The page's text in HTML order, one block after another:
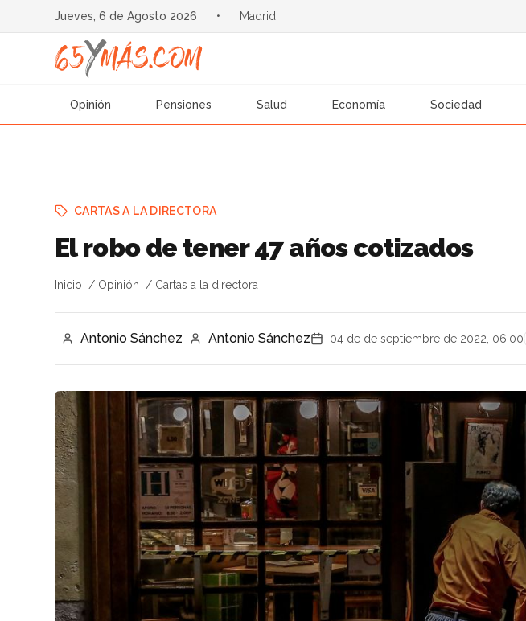
Jueves, 6 de Agosto 2026 • Madrid
Opinión Pensiones Salud Economía Sociedad
CARTAS A LA DIRECTORA
El robo de tener 47 años cotizados
Inicio Opinión Cartas a la directora
Antonio Sánchez Antonio Sánchez 04 de de septiembre de 2022, 06:00